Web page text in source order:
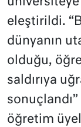
eleştirildi.
dünyanın
olduğu,
saldırıya
öğretim